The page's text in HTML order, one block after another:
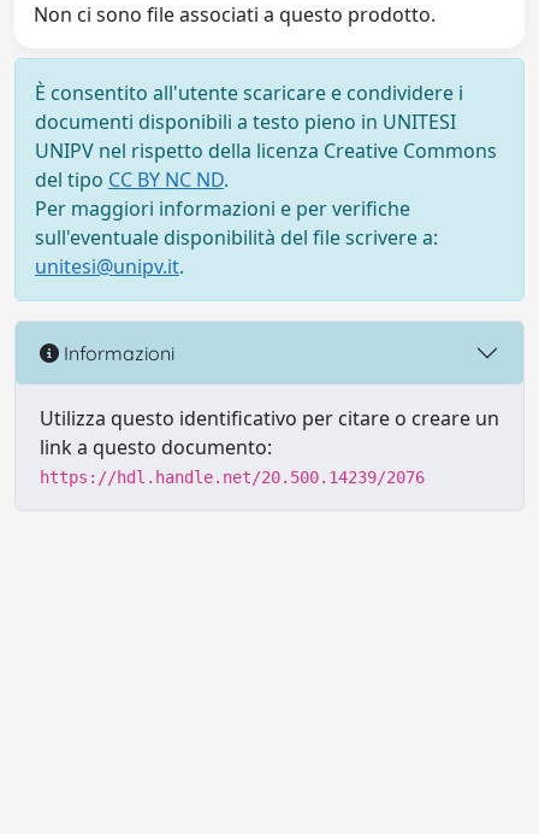
Non ci sono file associati a questo prodotto.
È consentito all'utente scaricare e condividere i
documenti disponibili a testo pieno in UNITESI
UNIPV nel rispetto della licenza Creative Commons
del tipo CC BY NC ND.
Per maggiori informazioni e per verifiche
sull'eventuale disponibilità del file scrivere a:
unitesi@unipv.it.
Informazioni
Utilizza questo identificativo per citare o creare un
link a questo documento:
https://hdl.handle.net/20.500.14239/2076